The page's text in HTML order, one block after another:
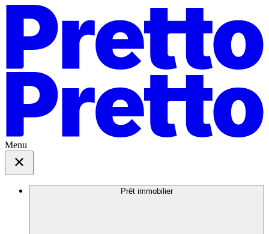
Menu
Prêt immobilier